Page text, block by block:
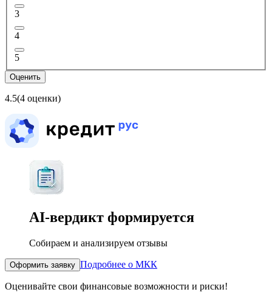
3
4
5
Оценить
4.5(4 оценки)
AI-вердикт формируется
Собираем и анализируем отзывы
Оформить заявку Подробнее о МКК
Оценивайте свои финансовые возможности и риски!